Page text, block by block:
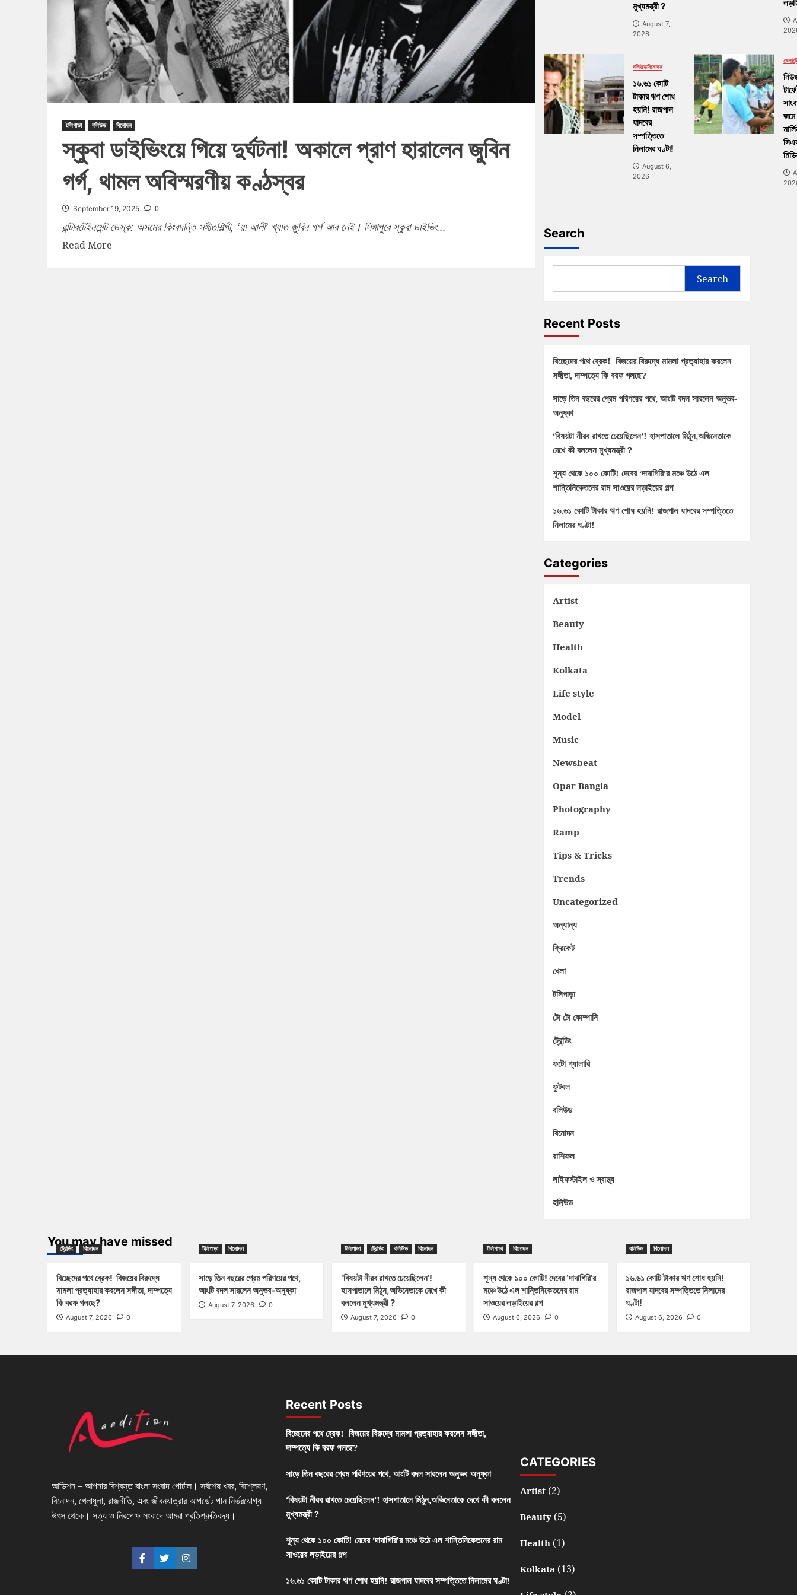
টলিপাড়া বলিউড বিনোদন
স্কুবা ডাইভিংয়ে গিয়ে দুর্ঘটনা! অকালে প্রাণ হারালেন জুবিন
গর্গ, থামল অবিস্মরণীয় কণ্ঠস্বর
September 19, 2025 0
এন্টারটেইনমেন্ট ডেস্ক: অসমের কিংবদন্তি সঙ্গীতশিল্পী, ‘য়া আলী’ খ্যাত জ়ুবিন গর্গ আর নেই। সিঙ্গাপুরে স্কুবা ডাইভিং...
Read More
মুখ্যমন্ত্রী ?
August 7,
2026
বলিউডবিনোদন
১৬.৬১ কোটি
টাকার ঋণ শোধ
হয়নি! রাজপাল
যাদবের
সম্পত্তিতে
নিলামের ঘণ্টা!
August 6,
2026
খেলা
টার্ফে
Search
Search
Recent Posts
বিচ্ছেদের পথে ব্রেক! বিজয়ের বিরুদ্ধে মামলা প্রত্যাহার করলেন
সঙ্গীতা, দাম্পত্যে কি বরফ গলছে?
সাড়ে তিন বছরের প্রেম পরিণয়ের পথে, আংটি বদল সারলেন অনুভব-
অনুষ্কা
‘বিষয়টা নীরব রাখতে চেয়েছিলেন’! হাসপাতালে মিঠুন,অভিনেতাকে
দেখে কী বললেন মুখ্যমন্ত্রী ?
শূন্য থেকে ১০০ কোটি! দেবের ‘দাদাগিরি’র মঞ্চে উঠে এল
শান্তিনিকেতনের রাম সাওয়ের লড়াইয়ের গল্প
১৬.৬১ কোটি টাকার ঋণ শোধ হয়নি! রাজপাল যাদবের সম্পত্তিতে
নিলামের ঘণ্টা!
Categories
Artist
Beauty
Health
Kolkata
Life style
Model
Music
Newsbeat
Opar Bangla
Photography
Ramp
Tips & Tricks
Trends
Uncategorized
অন্যান্য
ক্রিকেট
খেলা
টলিপাড়া
টো টো কোম্পানি
ট্রেন্ডিং
ফটো গ্যালারি
ফুটবল
বলিউড
বিনোদন
রাশিফল
লাইফস্টাইল ও স্বাস্থ্য
হলিউড
You may have missed
ট্রেন্ডিং বিনোদন
বিচ্ছেদের পথে ব্রেক! বিজয়ের বিরুদ্ধে
মামলা প্রত্যাহার করলেন সঙ্গীতা, দাম্পত্যে
কি বরফ গলছে?
August 7, 2026 0
টলিপাড়া বিনোদন
সাড়ে তিন বছরের প্রেম পরিণয়ের পথে,
আংটি বদল সারলেন অনুভব-অনুষ্কা
August 7, 2026 0
টলিপাড়া ট্রেন্ডিং বলিউড বিনোদন
‘বিষয়টা নীরব রাখতে চেয়েছিলেন’!
হাসপাতালে মিঠুন,অভিনেতাকে দেখে কী
বললেন মুখ্যমন্ত্রী ?
August 7, 2026 0
টলিপাড়া বিনোদন
শূন্য থেকে ১০০ কোটি! দেবের ‘দাদাগিরি’র
মঞ্চে উঠে এল শান্তিনিকেতনের রাম
সাওয়ের লড়াইয়ের গল্প
August 6, 2026 0
বলিউড বিনোদন
১৬.৬১ কোটি টাকার ঋণ শোধ হয়নি!
রাজপাল যাদবের সম্পত্তিতে নিলামের
ঘণ্টা!
August 6, 2026 0
আডিশন – আপনার বিশ্বস্ত বাংলা সংবাদ পোর্টাল। সর্বশেষ খবর, বিশ্লেষণ,
বিনোদন, খেলাধুলা, রাজনীতি, এবং জীবনযাত্রার আপডেট পান নির্ভরযোগ্য
উৎস থেকে। সত্য ও নিরপেক্ষ সংবাদে আমরা প্রতিশ্রুতিবদ্ধ।
Recent Posts
বিচ্ছেদের পথে ব্রেক! বিজয়ের বিরুদ্ধে মামলা প্রত্যাহার করলেন সঙ্গীতা,
দাম্পত্যে কি বরফ গলছে?
সাড়ে তিন বছরের প্রেম পরিণয়ের পথে, আংটি বদল সারলেন অনুভব-অনুষ্কা
‘বিষয়টা নীরব রাখতে চেয়েছিলেন’! হাসপাতালে মিঠুন,অভিনেতাকে দেখে কী বললেন
মুখ্যমন্ত্রী ?
শূন্য থেকে ১০০ কোটি! দেবের ‘দাদাগিরি’র মঞ্চে উঠে এল শান্তিনিকেতনের রাম
সাওয়ের লড়াইয়ের গল্প
১৬.৬১ কোটি টাকার ঋণ শোধ হয়নি! রাজপাল যাদবের সম্পত্তিতে নিলামের ঘণ্টা!
CATEGORIES
Artist (2)
Beauty (5)
Health (1)
Kolkata (13)